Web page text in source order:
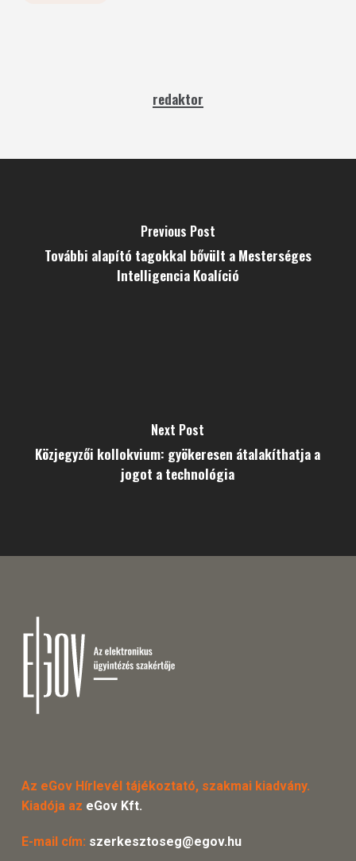
redaktor
Previous Post
További alapító tagokkal bővült a Mesterséges
Intelligencia Koalíció
Next Post
Közjegyzői kollokvium: gyökeresen átalakíthatja a
jogot a technológia
Az eGov Hírlevél tájékoztató, szakmai kiadvány.
Kiadója az eGov Kft.
E-mail cím: szerkesztoseg@egov.hu